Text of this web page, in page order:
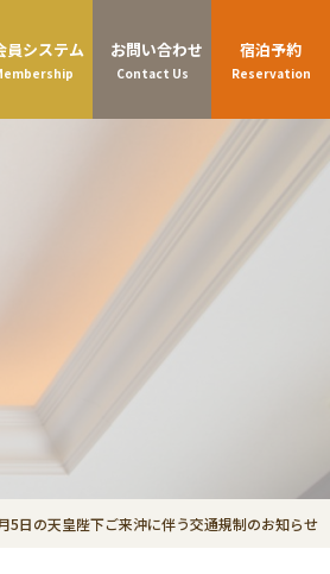
員システム お問い合わせ
Contact Us
宿泊予約
Reservation
5日の天皇陛下ご来沖に伴う交通規制のお知らせ